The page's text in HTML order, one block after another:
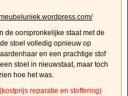
de oorspronkelijke staat met de
stoel volledig opnieuw op
en een prachtige stof
stoel in nieuwstaat, maar toch
hoe het was.
reparatie en stoffering)